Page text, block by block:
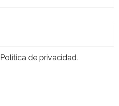
Política de privacidad.